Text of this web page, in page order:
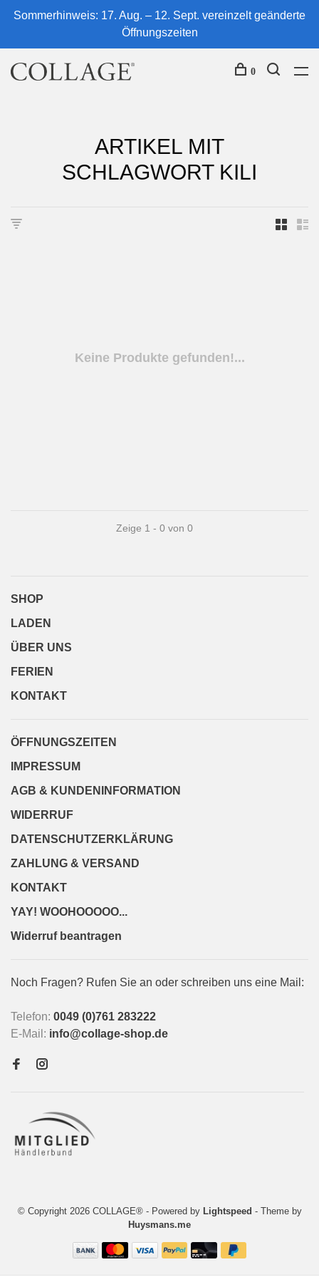
Sommerhinweis: 17. Aug. – 12. Sept. vereinzelt geänderte
Öffnungszeiten
0
ARTIKEL MIT
SCHLAGWORT KILI
Keine Produkte gefunden!...
Zeige 1 - 0 von 0
SHOP
LADEN
ÜBER UNS
FERIEN
KONTAKT
ÖFFNUNGSZEITEN
IMPRESSUM
AGB & KUNDENINFORMATION
WIDERRUF
DATENSCHUTZERKLÄRUNG
ZAHLUNG & VERSAND
KONTAKT
YAY! WOOHOOOOO...
Widerruf beantragen
Noch Fragen? Rufen Sie an oder schreiben uns eine Mail:
Telefon: 0049 (0)761 283222
E-Mail: info@collage-shop.de
© Copyright 2026 COLLAGE® - Powered by Lightspeed - Theme by
Huysmans.me